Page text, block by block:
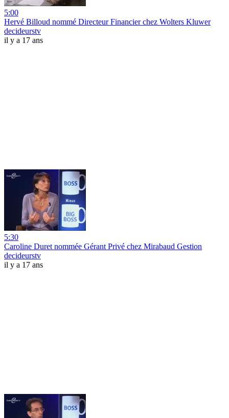
5:00
Hervé Billoud nommé Directeur Financier chez Wolters Kluwer
decideurstv
il y a 17 ans
5:30
Caroline Duret nommée Gérant Privé chez Mirabaud Gestion
decideurstv
il y a 17 ans